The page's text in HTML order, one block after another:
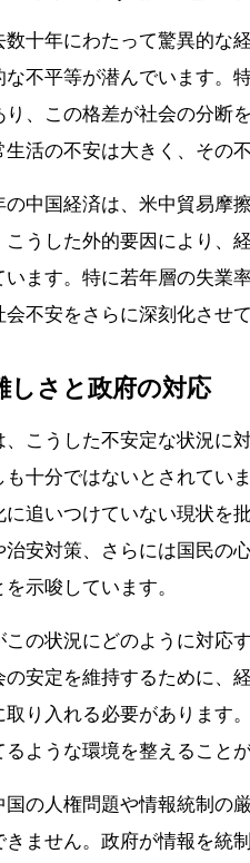
数十年にわたって驚異的な
な不平等が潜んでいます。
り、この格差が社会の分断
生活の不安は大きく、その
の中国経済は、米中貿易摩
こうした外的要因により、
います。特に若年層の失業
会不安をさらに深刻化させて
しさと政府の対応
、こうした不安定な状況に
も十分ではないとされてい
追いつけていない現状を
治安対策、さらには国民の
示唆しています。
この状況にどのように対応
の安定を維持するために、
取り入れる必要があります
ような環境を整えること
国の人権問題や情報統制の
きません。政府が情報を統